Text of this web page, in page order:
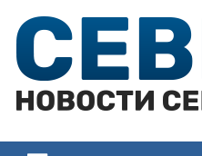
content
Севастополя